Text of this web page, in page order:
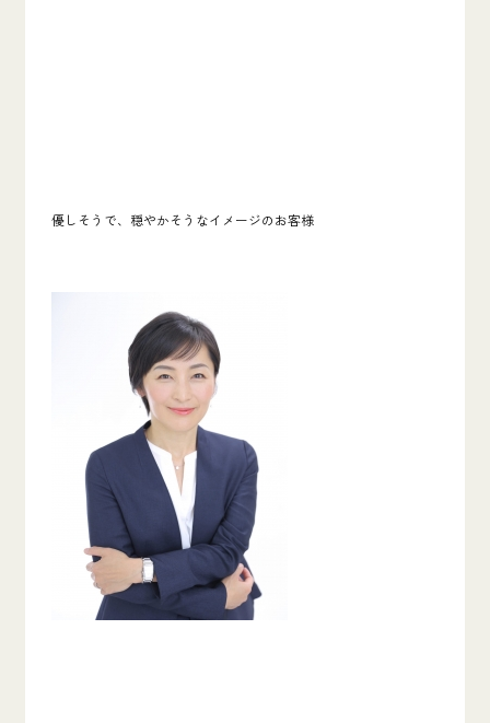
優しそうで、穏やかそうなイメージのお客様